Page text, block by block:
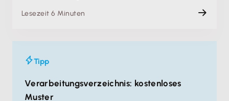
Lesezeit 6 Minuten
Tipp
Verarbeitungsverzeichnis: kostenloses
Muster